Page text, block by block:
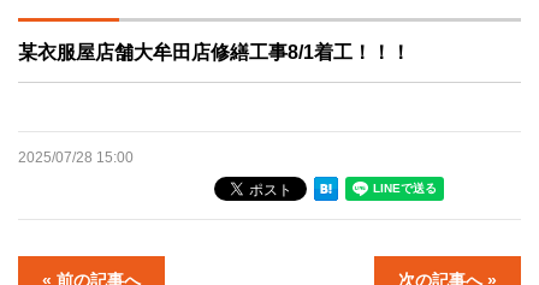
オフィス・店舗の内装リフォーム・リノベーション
某衣服屋店舗大牟田店修繕工事8/1着工！！！
2025/07/28 15:00
« 前の記事へ 次の記事へ »